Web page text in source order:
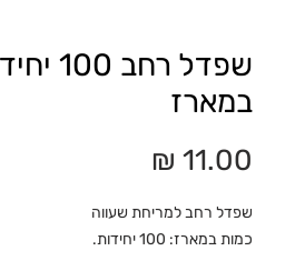
שפדל רחב
במארז
שפדל רחב למריחת שעווה
כמות במארז: 100 יחידות.